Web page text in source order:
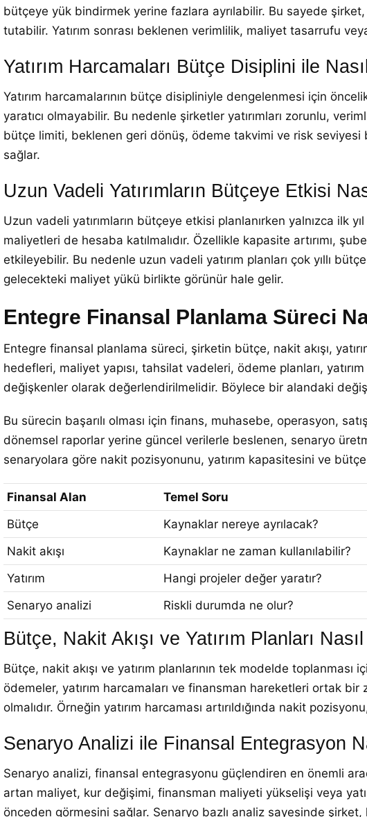
bütçeye yük bindirmek yerine fazlara ayrılabilir. Bu sayede
tutabilir. Yatırım sonrası beklenen verimlilik, maliyet tasarrufu
Yatırım Harcamaları Bütçe Disiplini ile
Yatırım harcamalarının bütçe disipliniyle dengelenmesi için
yaratıcı olmayabilir. Bu nedenle şirketler yatırımları zorunlu,
bütçe limiti, beklenen geri dönüş, ödeme takvimi ve risk seviyesi
sağlar.
Uzun Vadeli Yatırımların Bütçeye Etkisi
Uzun vadeli yatırımların bütçeye etkisi planlanırken yalnızca
maliyetleri de hesaba katılmalıdır. Özellikle kapasite artırımı,
etkileyebilir. Bu nedenle uzun vadeli yatırım planları çok yıllı
gelecekteki maliyet yükü birlikte görünür hale gelir.
Entegre Finansal Planlama Süreci
Entegre finansal planlama süreci, şirketin bütçe, nakit akışı,
hedefleri, maliyet yapısı, tahsilat vadeleri, ödeme planları,
değişkenler olarak değerlendirilmelidir. Böylece bir alandaki
Bu sürecin başarılı olması için finans, muhasebe, operasyon,
dönemsel raporlar yerine güncel verilerle beslenen, senaryo
senaryolara göre nakit pozisyonunu, yatırım kapasitesini ve bütçe
Finansal Alan Temel Soru
Bütçe
Kaynaklar nereye ayrılacak?
Nakit akışı
Kaynaklar ne zaman kullanılabilir?
Yatırım
Hangi projeler değer yaratır?
Senaryo analizi
Riskli durumda ne olur?
Bütçe, Nakit Akışı ve Yatırım Planları
Bütçe, nakit akışı ve yatırım planlarının tek modelde
ödemeler, yatırım harcamaları ve finansman hareketleri ortak
olmalıdır. Örneğin yatırım harcaması artırıldığında nakit
Senaryo Analizi ile Finansal Entegrasyon
Senaryo analizi, finansal entegrasyonu güçlendiren en önemli
artan maliyet, kur değişimi, finansman maliyeti yükselişi veya
önceden görmesini sağlar. Senaryo bazlı analiz sayesinde